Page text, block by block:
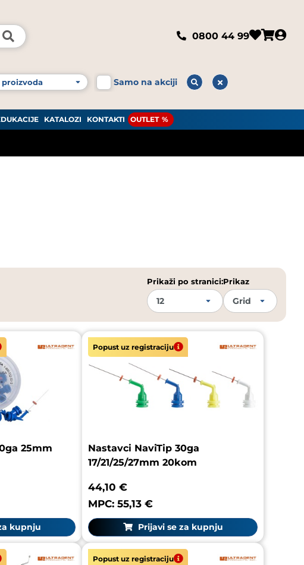
0800 44 99
Samo na akciji
KATALOZI KONTAKTI OUTLET
Prikaži po stranici:Prikaz
25mm
kupnju
Popust uz registraciju
Nastavci NaviTip 30ga
17/21/25/27mm 20kom
44,10 €
MPC: 55,13 €
Prijavi se za kupnju
Popust uz registraciju